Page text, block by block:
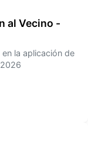
al Vecino -
la aplicación de